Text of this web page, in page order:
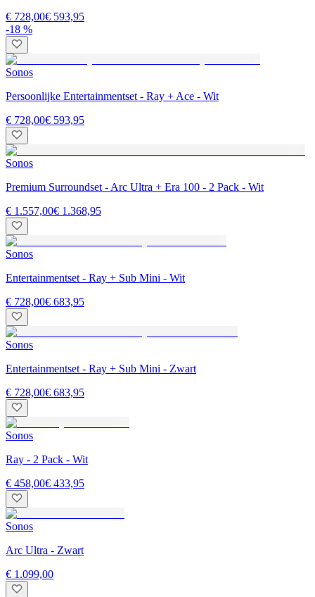
€ 728,00€ 593,95
-18 %
Sonos
Persoonlijke Entertainmentset - Ray + Ace - Wit
€ 728,00€ 593,95
Sonos
Premium Surroundset - Arc Ultra + Era 100 - 2 Pack - Wit
€ 1.557,00€ 1.368,95
Sonos
Entertainmentset - Ray + Sub Mini - Wit
€ 728,00€ 683,95
Sonos
Entertainmentset - Ray + Sub Mini - Zwart
€ 728,00€ 683,95
Sonos
Ray - 2 Pack - Wit
€ 458,00€ 433,95
Sonos
Arc Ultra - Zwart
€ 1.099,00